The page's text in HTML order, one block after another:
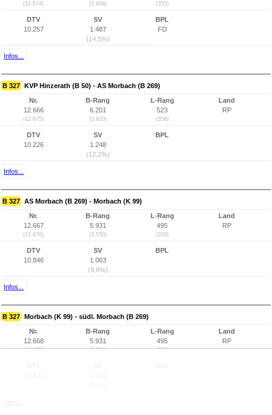
(12.674) (3.808) (355)
DTV
10.257
SV
1.487
(14,5%)
BPL
FD
Infos...
B 327 KVP Hinzerath (B 50) - AS Morbach (B 269)
Nr.
12.666
(12.675)
B-Rang
6.201
(3.820)
L-Rang
523
(358)
Land
RP
DTV
10.226
SV
1.248
(12,2%)
BPL
Infos...
B 327 AS Morbach (B 269) - Morbach (K 99)
Nr.
12.667
(12.676)
B-Rang
5.931
(3.550)
L-Rang
495
(330)
Land
RP
DTV
10.846
SV
1.063
(9,8%)
BPL
Infos...
B 327 Morbach (K 99) - südl. Morbach (B 269)
Nr.
12.668
(12.677)
B-Rang
5.931
(3.550)
L-Rang
495
(330)
Land
RP
Infos...